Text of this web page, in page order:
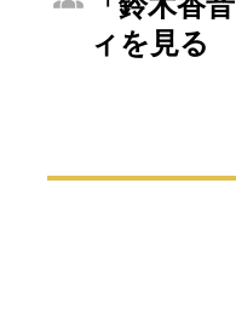
ィを見る